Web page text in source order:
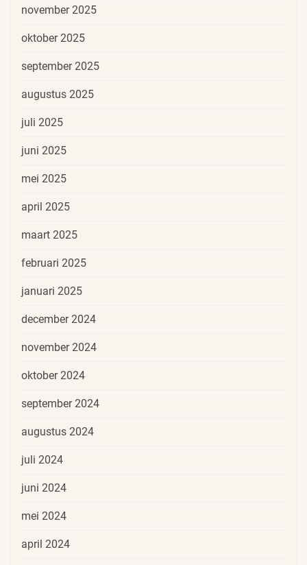
november 2025
oktober 2025
september 2025
augustus 2025
juli 2025
juni 2025
mei 2025
april 2025
maart 2025
februari 2025
januari 2025
december 2024
november 2024
oktober 2024
september 2024
augustus 2024
juli 2024
juni 2024
mei 2024
april 2024